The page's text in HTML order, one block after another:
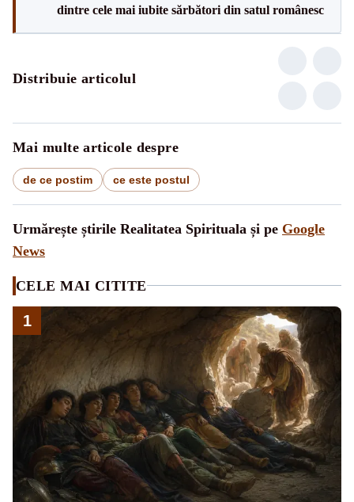
dintre cele mai iubite sărbători din satul românesc
Distribuie articolul
Mai multe articole despre
de ce postim ce este postul
Urmărește știrile Realitatea Spirituala și pe Google
News
CELE MAI CITITE
1